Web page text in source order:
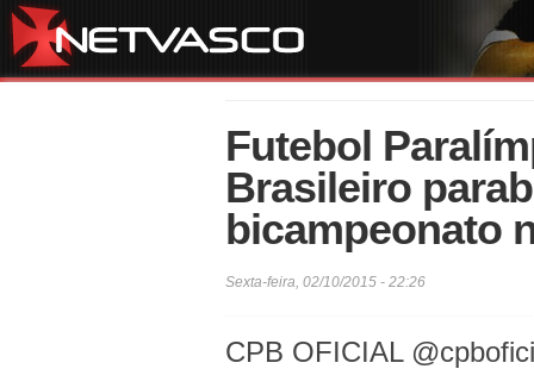
Futebol
Brasileiro
bicampeonato
Sexta-feira, 02/10/2015 - 22:26
CPB OFICIAL